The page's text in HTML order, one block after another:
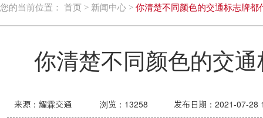
您的当前位置： 首页 > 新闻中心 > 你清楚不同颜色的交通标志牌都
你清楚不同颜色的交
来源：耀霖交通 浏览： 13258 发布日期：2021-07-28